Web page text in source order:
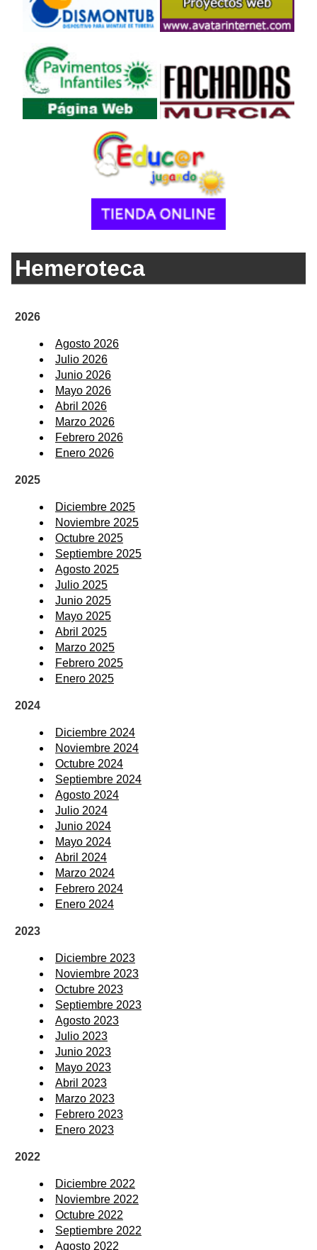
Hemeroteca
2026
Agosto 2026
Julio 2026
Junio 2026
Mayo 2026
Abril 2026
Marzo 2026
Febrero 2026
Enero 2026
2025
Diciembre 2025
Noviembre 2025
Octubre 2025
Septiembre 2025
Agosto 2025
Julio 2025
Junio 2025
Mayo 2025
Abril 2025
Marzo 2025
Febrero 2025
Enero 2025
2024
Diciembre 2024
Noviembre 2024
Octubre 2024
Septiembre 2024
Agosto 2024
Julio 2024
Junio 2024
Mayo 2024
Abril 2024
Marzo 2024
Febrero 2024
Enero 2024
2023
Diciembre 2023
Noviembre 2023
Octubre 2023
Septiembre 2023
Agosto 2023
Julio 2023
Junio 2023
Mayo 2023
Abril 2023
Marzo 2023
Febrero 2023
Enero 2023
2022
Diciembre 2022
Noviembre 2022
Octubre 2022
Septiembre 2022
Agosto 2022